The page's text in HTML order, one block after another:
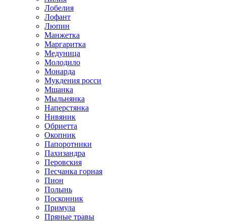
Лобелия
Лофант
Люпин
Манжетка
Маргаритка
Медуница
Молодило
Монарда
Мукдения росси
Мшанка
Мыльнянка
Наперстянка
Нивяник
Обриетта
Окопник
Папоротники
Пахизандра
Перовския
Песчанка горная
Пион
Полынь
Посконник
Примула
Пряные травы